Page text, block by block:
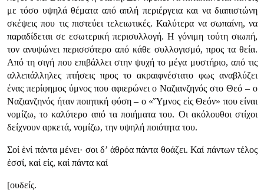
με τόσο υψηλά θέματα από απλή περιέργεια και να διαπιστώνη
σκέψεις που τις πιστεύει τελειωτικές. Καλύτερα να σωπαίνη, να
παραδίδεται σε εσωτερική περισυλλογή. Η γόνιμη τούτη σιωπή,
τον ανυψώνει περισσότερο από κάθε συλλογισμό, προς τα θεία.
Από τη σιγή που επιβάλλει στην ψυχή το μέγα μυστήριο, από τις
αλλεπάλληλες πτήσεις προς το ακραιφνέστατο φως αναβλύζει
ένας περίφημος ύμνος που αφιερώνει ο Ναζιανζηνός στο Θεό – ο
Ναζιανζηνός ήταν ποιητική φύση – ο «Ὕμνος εἰς Θεόν» που είναι
νομίζω, το καλύτερο από τα ποιήματα του. Οι ακόλουθοι στίχοι
δείχνουν αρκετά, νομίζω, την υψηλή ποιότητα του.
Σοί ἑνί πάντα μένει· σοι δ’ ἀθρόα πάντα θοάζει. Καί πάντων τέλος
ἐσσί, καί εἰς, καί πάντα καί
[ουδείς.